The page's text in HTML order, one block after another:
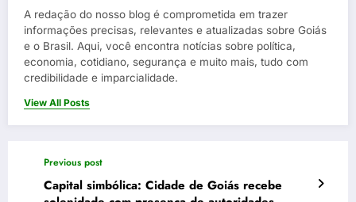
A redação do nosso blog é comprometida em trazer
informações precisas, relevantes e atualizadas sobre Goiás
e o Brasil. Aqui, você encontra notícias sobre política,
economia, cotidiano, segurança e muito mais, tudo com
credibilidade e imparcialidade.
View All Posts
Previous post
Capital simbólica: Cidade de Goiás recebe